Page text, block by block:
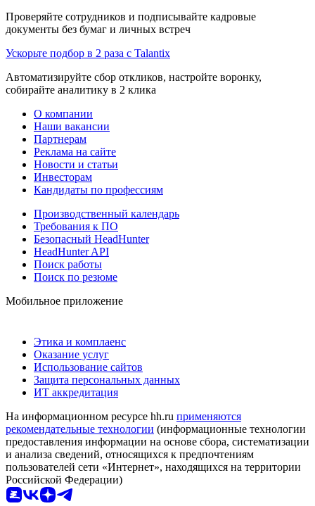
Проверяйте сотрудников и подписывайте кадровые
документы без бумаг и личных встреч
Ускорьте подбор в 2 раза с Talantix
Автоматизируйте сбор откликов, настройте воронку,
собирайте аналитику в 2 клика
О компании
Наши вакансии
Партнерам
Реклама на сайте
Новости и статьи
Инвесторам
Кандидаты по профессиям
Производственный календарь
Требования к ПО
Безопасный HeadHunter
HeadHunter API
Поиск работы
Поиск по резюме
Мобильное приложение
Этика и комплаенс
Оказание услуг
Использование сайтов
Защита персональных данных
ИТ аккредитация
На информационном ресурсе hh.ru применяются
рекомендательные технологии (информационные технологии
предоставления информации на основе сбора, систематизации
и анализа сведений, относящихся к предпочтениям
пользователей сети «Интернет», находящихся на территории
Российской Федерации)